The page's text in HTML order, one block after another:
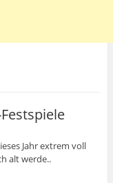
Jahr extrem voll
alt werde..